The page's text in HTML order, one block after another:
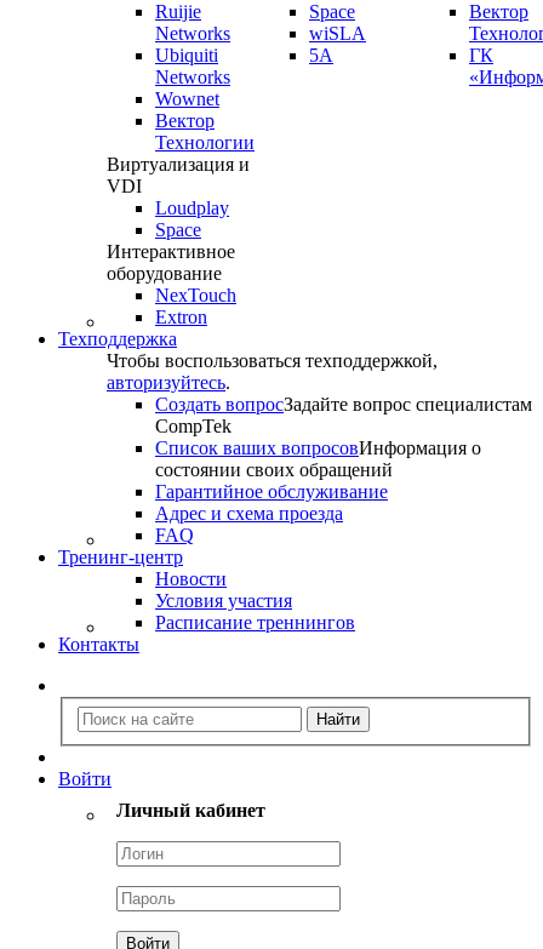
Ruijie
Networks
Ubiquiti
Networks
Wownet
Вектор
Технологии
Виртуализация и
VDI
Loudplay
Space
Интерактивное
оборудование
NexTouch
Extron
Space
wiSLA
5A
Вектор
ГК
Техподдержка
Чтобы воспользоваться техподдержкой,
авторизуйтесь.
Создать вопросЗадайте вопрос специалистам
CompTek
Список ваших вопросовИнформация о
состоянии своих обращений
Гарантийное обслуживание
Адрес и схема проезда
FAQ
Тренинг-центр
Новости
Условия участия
Расписание треннингов
Контакты
Войти
Личный кабинет